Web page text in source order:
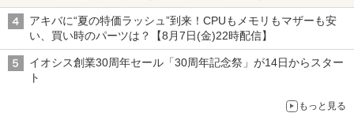
アキバに“夏の特価ラッシュ”到来！CPUもメモリもマザーも安
い、買い時のパーツは？【8月7日(金)22時配信】
イオシス創業30周年セール「30周年記念祭」が14日からスター
ト
もっと見る